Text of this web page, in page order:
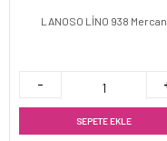
LANOSO LİNO 938 Mercan
SEPETE EKLE